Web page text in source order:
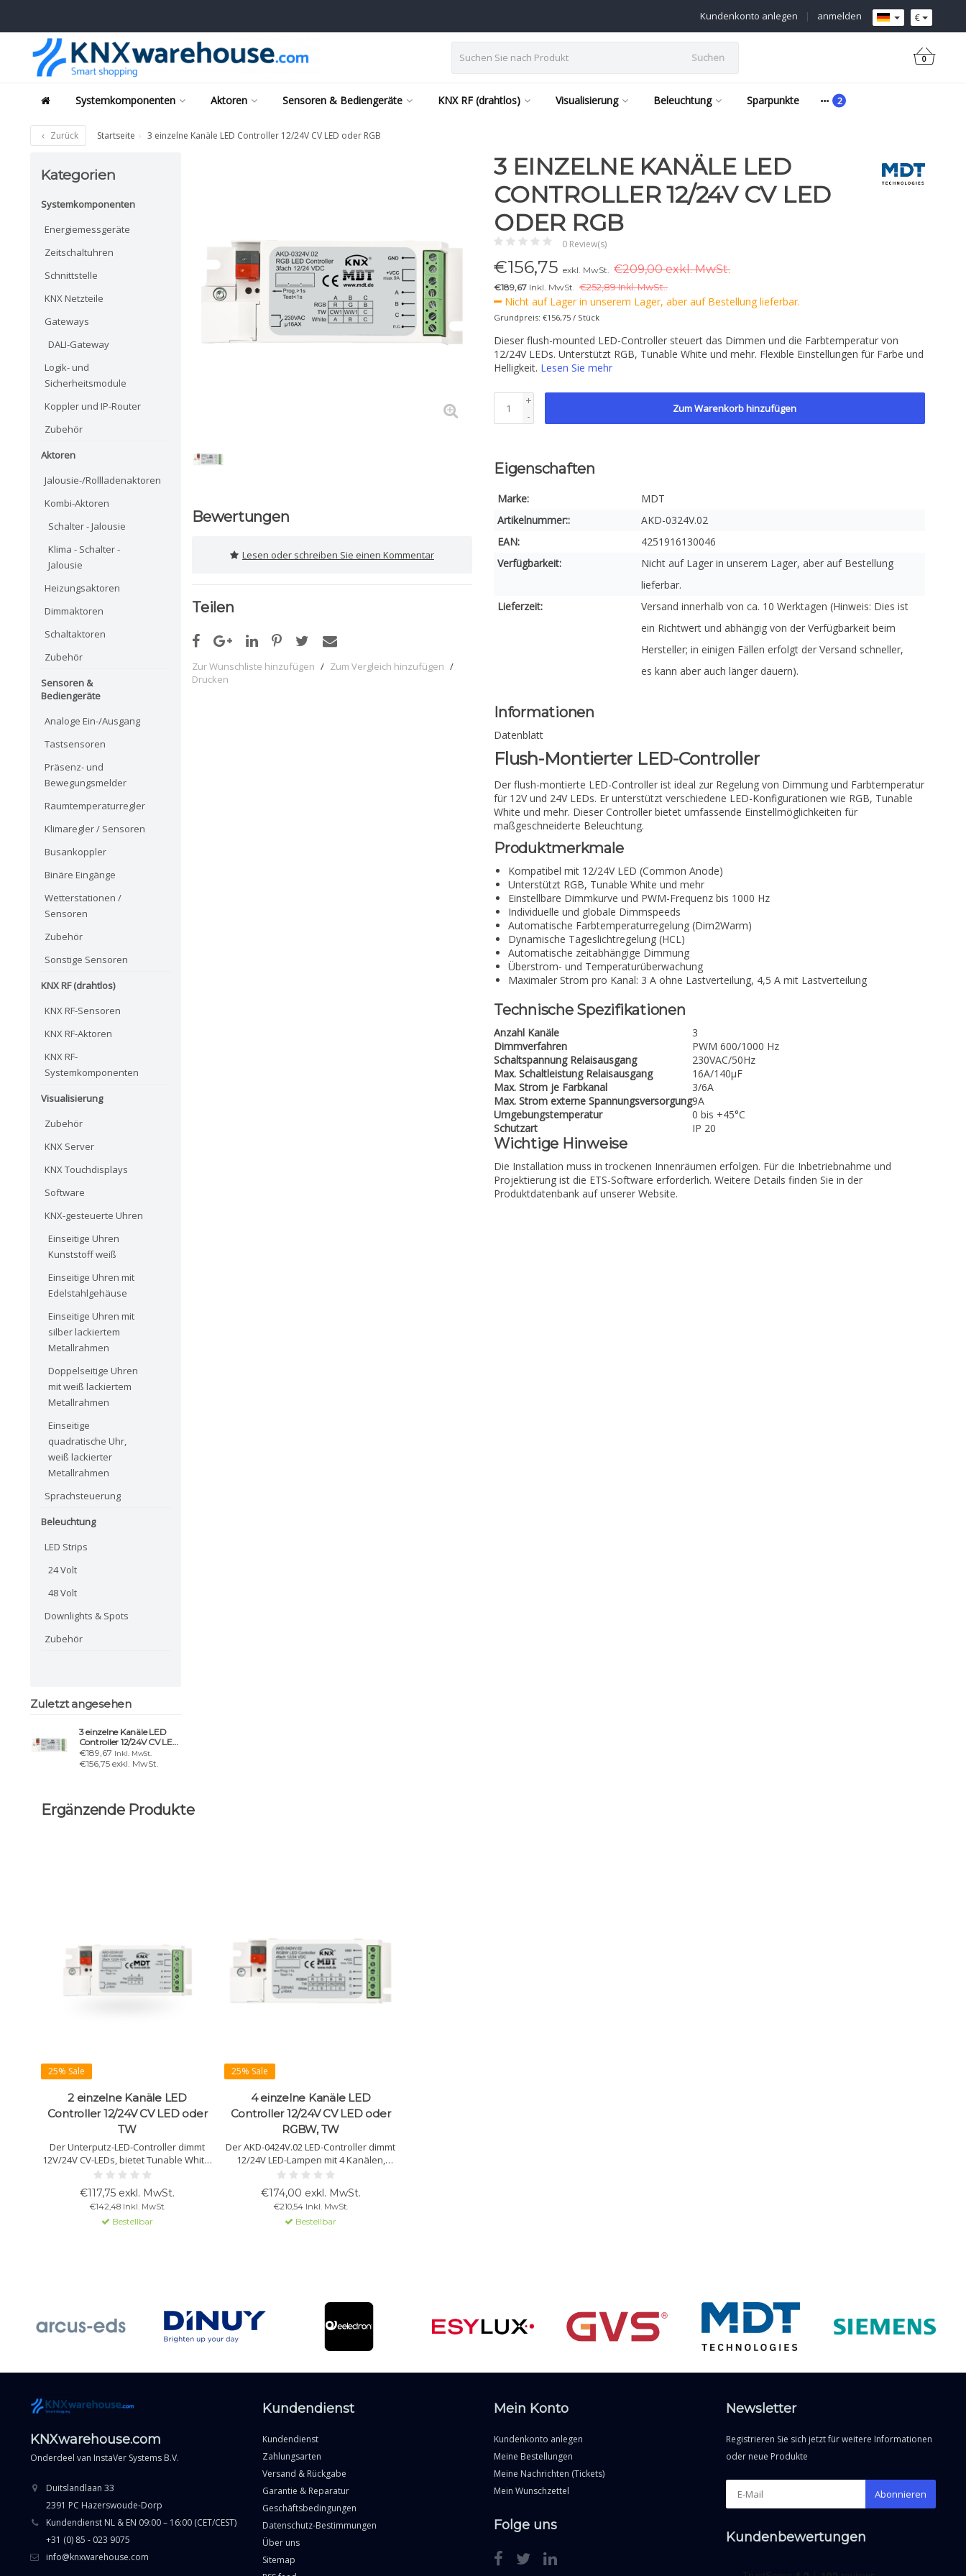
€
anmelden
|
Kundenkonto anlegen
Suchen 0
Systemkomponenten Aktoren Sensoren & Bediengeräte KNX RF (drahtlos) Visualisierung Beleuchtung Sparpunkte
Zurück Startseite 3 einzelne Kanäle LED Controller 12/24V CV LED oder RGB
Kategorien
Systemkomponenten
Energiemessgeräte
Zeitschaltuhren
Schnittstelle
KNX Netzteile
Gateways
DALI-Gateway
Logik- und
Sicherheitsmodule
Koppler und IP-Router
Zubehör
Aktoren
Jalousie-/Rollladenaktoren
Kombi-Aktoren
Schalter - Jalousie
Klima - Schalter -
Jalousie
Heizungsaktoren
Dimmaktoren
Schaltaktoren
Zubehör
Sensoren &
Bediengeräte
Analoge Ein-/Ausgang
Tastsensoren
Präsenz- und
Bewegungsmelder
Raumtemperaturregler
Klimaregler / Sensoren
Busankoppler
Binäre Eingänge
Wetterstationen /
Sensoren
Zubehör
Sonstige Sensoren
KNX RF (drahtlos)
KNX RF-Sensoren
KNX RF-Aktoren
KNX RF-
Systemkomponenten
Visualisierung
Zubehör
KNX Server
KNX Touchdisplays
Software
KNX-gesteuerte Uhren
Einseitige Uhren
Kunststoff weiß
Einseitige Uhren mit
Edelstahlgehäuse
Einseitige Uhren mit
silber lackiertem
Metallrahmen
Doppelseitige Uhren
mit weiß lackiertem
Metallrahmen
Einseitige
quadratische Uhr,
weiß lackierter
Metallrahmen
Sprachsteuerung
Beleuchtung
LED Strips
24 Volt
48 Volt
Downlights & Spots
Zubehör
Zuletzt angesehen
3 einzelne Kanäle LED
Controller 12/24V CV LED
oder RGB
€189,67 Inkl. MwSt.
€156,75 exkl. MwSt.
Bewertungen
Lesen oder schreiben Sie einen Kommentar
Teilen
Zur Wunschliste hinzufügen / Zum Vergleich hinzufügen /
Drucken
3 EINZELNE KANÄLE LED
CONTROLLER 12/24V CV LED
ODER RGB
0 Review(s)
€156,75 exkl. MwSt. €209,00 exkl. MwSt.
€189,67 Inkl. MwSt. €252,89 Inkl. MwSt..
Nicht auf Lager in unserem Lager, aber auf Bestellung lieferbar.
Grundpreis: €156,75 / Stück
Dieser flush-mounted LED-Controller steuert das Dimmen und die Farbtemperatur von
12/24V LEDs. Unterstützt RGB, Tunable White und mehr. Flexible Einstellungen für Farbe und
Helligkeit. Lesen Sie mehr
+
-
Zum Warenkorb hinzufügen
Eigenschaften
Marke:
MDT
Artikelnummer::
AKD-0324V.02
EAN:
4251916130046
Verfügbarkeit:
Nicht auf Lager in unserem Lager, aber auf Bestellung
lieferbar.
Lieferzeit:
Versand innerhalb von ca. 10 Werktagen (Hinweis: Dies ist
ein Richtwert und abhängig von der Verfügbarkeit beim
Hersteller; in einigen Fällen erfolgt der Versand schneller,
es kann aber auch länger dauern).
Informationen
Datenblatt
Flush-Montierter LED-Controller
Der flush-montierte LED-Controller ist ideal zur Regelung von Dimmung und Farbtemperatur
für 12V und 24V LEDs. Er unterstützt verschiedene LED-Konfigurationen wie RGB, Tunable
White und mehr. Dieser Controller bietet umfassende Einstellmöglichkeiten für
maßgeschneiderte Beleuchtung.
Produktmerkmale
Kompatibel mit 12/24V LED (Common Anode)
Unterstützt RGB, Tunable White und mehr
Einstellbare Dimmkurve und PWM-Frequenz bis 1000 Hz
Individuelle und globale Dimmspeeds
Automatische Farbtemperaturregelung (Dim2Warm)
Dynamische Tageslichtregelung (HCL)
Automatische zeitabhängige Dimmung
Überstrom- und Temperaturüberwachung
Maximaler Strom pro Kanal: 3 A ohne Lastverteilung, 4,5 A mit Lastverteilung
Technische Spezifikationen
Anzahl Kanäle
3
Dimmverfahren
PWM 600/1000 Hz
Schaltspannung Relaisausgang
230VAC/50Hz
Max. Schaltleistung Relaisausgang
16A/140µF
Max. Strom je Farbkanal
3/6A
Max. Strom externe Spannungsversorgung9A
Umgebungstemperatur
0 bis +45°C
Schutzart
IP 20
Wichtige Hinweise
Die Installation muss in trockenen Innenräumen erfolgen. Für die Inbetriebnahme und
Projektierung ist die ETS-Software erforderlich. Weitere Details finden Sie in der
Produktdatenbank auf unserer Website.
Ergänzende Produkte
25% Sale
2 einzelne Kanäle LED
Controller 12/24V CV LED oder
TW
Der Unterputz-LED-Controller dimmt
12V/24V CV-LEDs, bietet Tunable White,
RGB(W) und dynamische
Tageslichtsteuerung. 2 Kanäle, je 3A
€117,75 exkl. MwSt.
€142,48 Inkl. MwSt.
Bestellbar
25% Sale
4 einzelne Kanäle LED
Controller 12/24V CV LED oder
RGBW, TW
Der AKD-0424V.02 LED-Controller dimmt
12/24V LED-Lampen mit 4 Kanälen,
bietet Tunable White und RGBW-
Modus, variable
Dimmgeschwindigkeiten und
Automatisierung.
€174,00 exkl. MwSt.
€210,54 Inkl. MwSt.
Bestellbar
KNXwarehouse.com
Onderdeel van InstaVer Systems B.V.
Duitslandlaan 33
2391 PC Hazerswoude-Dorp
Kundendienst NL & EN 09:00 – 16:00 (CET/CEST)
+31 (0) 85 - 023 9075
info@knxwarehouse.com
Kundendienst
Kundendienst
Zahlungsarten
Versand & Rückgabe
Garantie & Reparatur
Geschäftsbedingungen
Datenschutz-Bestimmungen
Über uns
Sitemap
Mein Konto
Kundenkonto anlegen
Meine Bestellungen
Meine Nachrichten (Tickets)
Mein Wunschzettel
Folge uns
Newsletter
Registrieren Sie sich jetzt für weitere Informationen
oder neue Produkte
Abonnieren
Kundenbewertungen